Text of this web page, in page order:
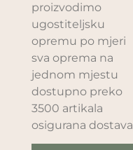
proizvodimo
ugostiteljsku
opremu po mjeri
sva oprema na
jednom mjestu
dostupno preko
3500 artikala
osigurana dostava